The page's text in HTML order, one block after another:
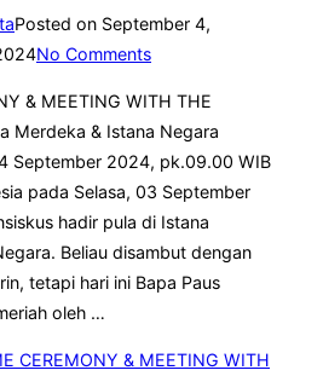
Posted on September 4,
No Comments
& MEETING WITH THE
Merdeka & Istana Negara
September 2024, pk.09.00 WIB
pada Selasa, 03 September
hadir pula di Istana
Beliau disambut dengan
tetapi hari ini Bapa Paus
oleh …
CEREMONY & MEETING WITH